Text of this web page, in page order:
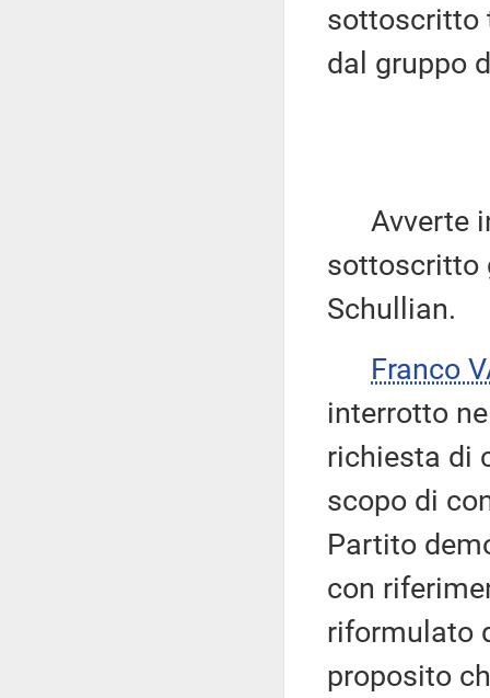
sottoscritto
dal gruppo
Avverte
sottoscritto
Schullian.
Franco
interrotto
richiesta di
scopo di
Partito
con
riformulato
proposito